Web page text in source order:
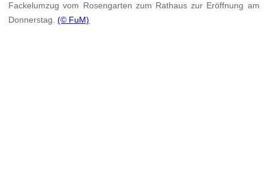
Fackelumzug vom Rosengarten zum Rathaus zur Eröffnung am
Donnerstag.(© FuM)